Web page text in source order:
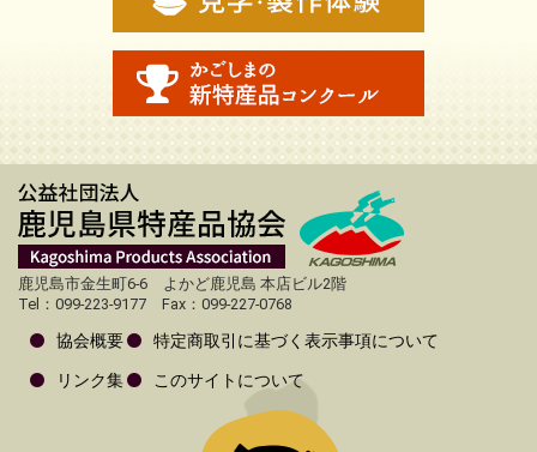
鹿児島市金生町6-6 よかど鹿児島 本店ビル2階
Tel：099-223-9177 Fax：099-227-0768
協会概要 特定商取引に基づく表示事項について
リンク集 このサイトについて